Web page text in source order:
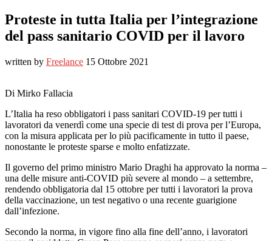
Proteste in tutta Italia per l’integrazione
del pass sanitario COVID per il lavoro
written by Freelance 15 Ottobre 2021
Di Mirko Fallacia
L’Italia ha reso obbligatori i pass sanitari COVID-19 per tutti i
lavoratori da venerdì come una specie di test di prova per l’Europa,
con la misura applicata per lo più pacificamente in tutto il paese,
nonostante le proteste sparse e molto enfatizzate.
Il governo del primo ministro Mario Draghi ha approvato la norma –
una delle misure anti-COVID più severe al mondo – a settembre,
rendendo obbligatoria dal 15 ottobre per tutti i lavoratori la prova
della vaccinazione, un test negativo o una recente guarigione
dall’infezione.
Secondo la norma, in vigore fino alla fine dell’anno, i lavoratori